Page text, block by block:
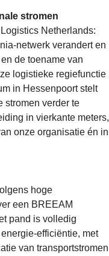
stromen
Netherlands:
netwerk verandert en
de toename van
logistieke regiefunctie
in Hessenpoort stelt
stromen verder te
in vierkante meters,
onze organisatie én in
hoge
een BREEAM
pand is volledig
efficiëntie, met
van transportstromen